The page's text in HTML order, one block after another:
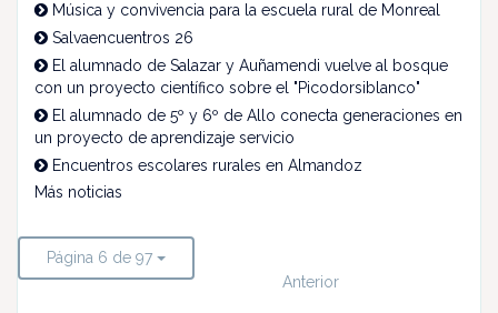
Música y convivencia para la escuela rural de Monreal
Salvaencuentros 26
El alumnado de Salazar y Auñamendi vuelve al bosque
con un proyecto científico sobre el "Picodorsiblanco"
El alumnado de 5º y 6º de Allo conecta generaciones en
un proyecto de aprendizaje servicio
Encuentros escolares rurales en Almandoz
Más noticias
Página 6 de 97
Anterior